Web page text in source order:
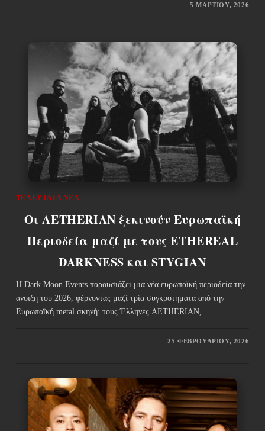
5 ΜΑΡΤΊΟΥ, 2026
ΤΕΛΕΥΤΑΊΑ ΝΈΑ
Oι AETHERIAN ξεκινούν Ευρωπαϊκή
Περιοδεία μαζί με τους ETHEREAL
DARKNESS και STYGIAN
Η Dark Moon Events παρουσιάζει μια νέα ευρωπαϊκή περιοδεία την
άνοιξη του 2026, φέρνοντας μαζί τρία συγκροτήματα από την
Ευρωπαϊκή metal σκηνή: τους Έλληνες AETHERIAN,…
25 ΦΕΒΡΟΥΑΡΊΟΥ, 2026